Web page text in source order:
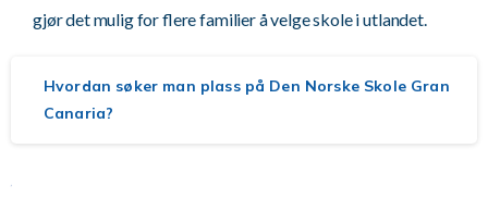
gjør det mulig for flere familier å velge skole i utlandet.
Hvordan søker man plass på Den Norske Skole Gran
Canaria?